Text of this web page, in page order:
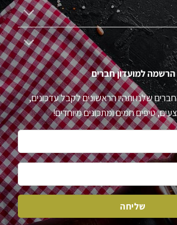
הרשמה למועדון חברים
שלנו ותהיו הראשונים לקבל עדכונים,
טיפים חמים ומתכונים מיוחדים!